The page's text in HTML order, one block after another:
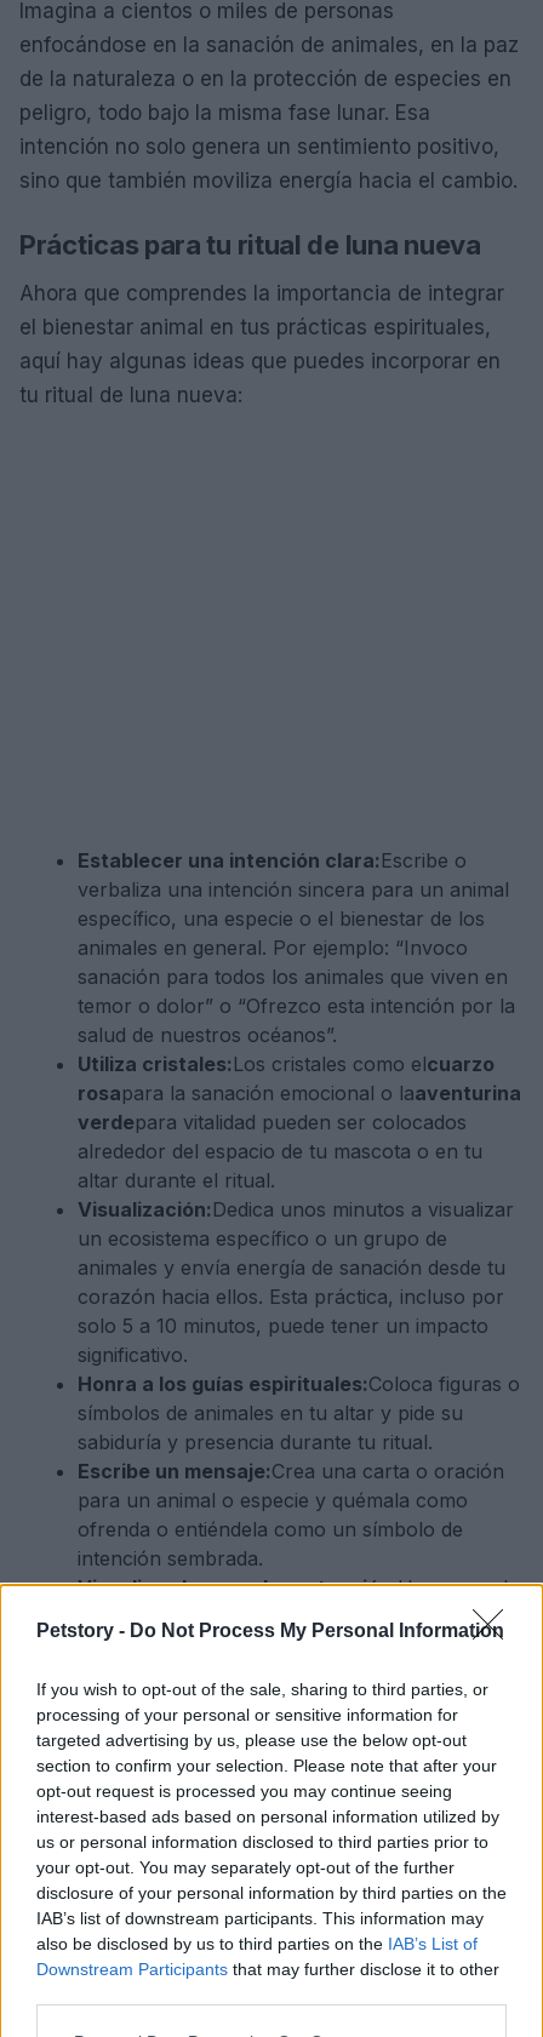
Petstory - Do Not Process My Personal Information
If you wish to opt-out of the sale, sharing to third parties, or
processing of your personal or sensitive information for
targeted advertising by us, please use the below opt-out
section to confirm your selection. Please note that after your
opt-out request is processed you may continue seeing
interest-based ads based on personal information utilized by
us or personal information disclosed to third parties prior to
your opt-out. You may separately opt-out of the further
disclosure of your personal information by third parties on the
IAB’s list of downstream participants. This information may
also be disclosed by us to third parties on the IAB’s List of
Downstream Participants that may further disclose it to other
Imagina a cientos o miles de personas
enfocándose en la sanación de animales, en la paz
de la naturaleza o en la protección de especies en
peligro, todo bajo la misma fase lunar. Esa
intención no solo genera un sentimiento positivo,
sino que también moviliza energía hacia el cambio.
Prácticas para tu ritual de luna nueva
Ahora que comprendes la importancia de integrar
el bienestar animal en tus prácticas espirituales,
aquí hay algunas ideas que puedes incorporar en
tu ritual de luna nueva:
Establecer una intención clara: Escribe o
verbaliza una intención sincera para un animal
específico, una especie o el bienestar de los
animales en general. Por ejemplo: “Invoco
sanación para todos los animales que viven en
temor o dolor” o “Ofrezco esta intención por la
salud de nuestros océanos”.
Utiliza cristales: Los cristales como elcuarzo
rosapara la sanación emocional o laaventurina
verdepara vitalidad pueden ser colocados
alrededor del espacio de tu mascota o en tu
altar durante el ritual.
Visualización: Dedica unos minutos a visualizar
un ecosistema específico o un grupo de
animales y envía energía de sanación desde tu
corazón hacia ellos. Esta práctica, incluso por
solo 5 a 10 minutos, puede tener un impacto
significativo.
Honra a los guías espirituales:Coloca figuras o
símbolos de animales en tu altar y pide su
sabiduría y presencia durante tu ritual.
Escribe un mensaje:Crea una carta o oración
para un animal o especie y quémala como
ofrenda o entiéndela como un símbolo de
intención sembrada.
Visualiza el amor y la protección:Usa una vela
y cristales, junto con una foto del animal en
cuestión, y visualiza cómo lo rodeas de luz
bendición.
La luna nueva es una oportunidad para co-crear un
mundo más compasivo. Es el momento perfecto
para empezar a integrar la sanación animal en tus
prácticas espirituales. La conexión espiritual y el
cuidado de los animales son fundamentales para
elevar la frecuencia colectiva y fomentar un
mundo más consciente y unido.